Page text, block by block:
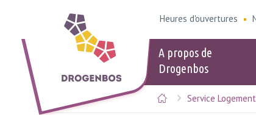
Heures d'ouvertures
A propos de
Drogenbos
Service